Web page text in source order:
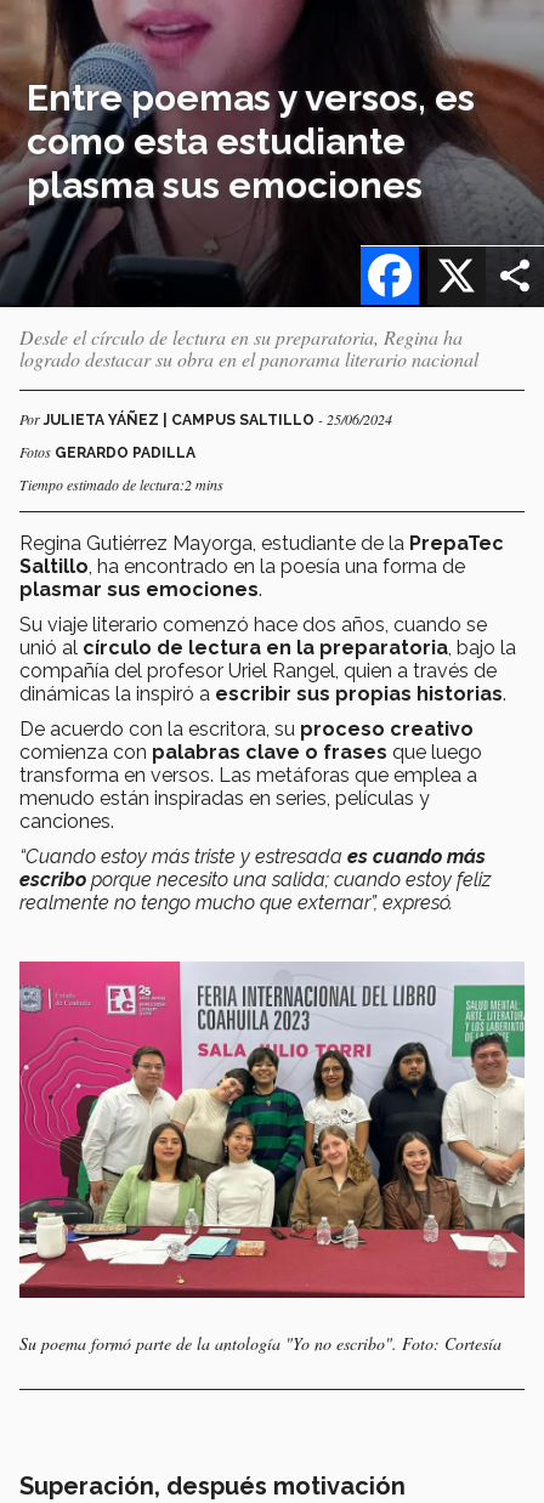
Entre poemas y versos, es
como esta estudiante
plasma sus emociones
X
Facebook
Desde el círculo de lectura en su preparatoria, Regina ha
logrado destacar su obra en el panorama literario nacional
PorJULIETA YÁÑEZ | CAMPUS SALTILLO - 25/06/2024
Fotos GERARDO PADILLA
Tiempo estimado de lectura:2 mins
Regina Gutiérrez Mayorga, estudiante de la PrepaTec
Saltillo , ha encontrado en la poesía una forma de
plasmar sus emociones.
Su viaje literario comenzó hace dos años, cuando se
unió al círculo de lectura en la preparatoria , bajo la
compañía del profesor Uriel Rangel, quien a través de
dinámicas la inspiró a escribir sus propias historias.
De acuerdo con la escritora, su proceso creativo
comienza con palabras clave o frases que luego
transforma en versos. Las metáforas que emplea a
menudo están inspiradas en series, películas y
canciones.
“Cuando estoy más triste y estresada es cuando más
escribo porque necesito una salida; cuando estoy feliz
realmente no tengo mucho que externar”, expresó.
Su poema formó parte de la antología "Yo no escribo". Foto: Cortesía
Superación, después motivación